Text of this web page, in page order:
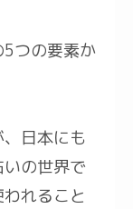
つの要素か
日本にも
の世界で
れること